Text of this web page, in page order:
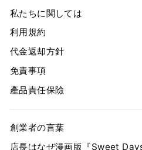
私たちに関しては
利用規約
代金返却方針
免責事項
產品責任保險
創業者の言葉
店長はなぜ漫画版『Sweet